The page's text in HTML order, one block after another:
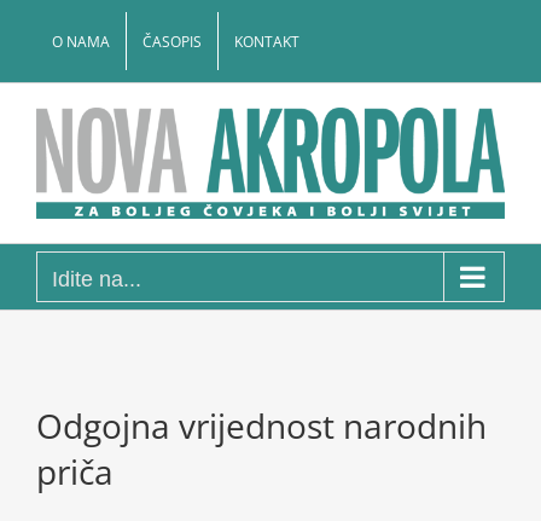
O NAMA ČASOPIS KONTAKT
Idite na...
Odgojna vrijednost narodnih
priča